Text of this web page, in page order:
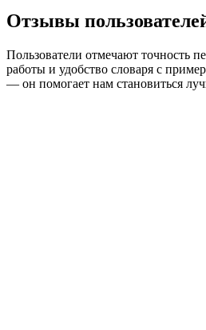
Отзывы
Пользователи отмечают точность
работы и удобство словаря с
— он помогает нам становиться